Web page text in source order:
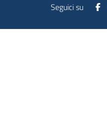
Seguici su